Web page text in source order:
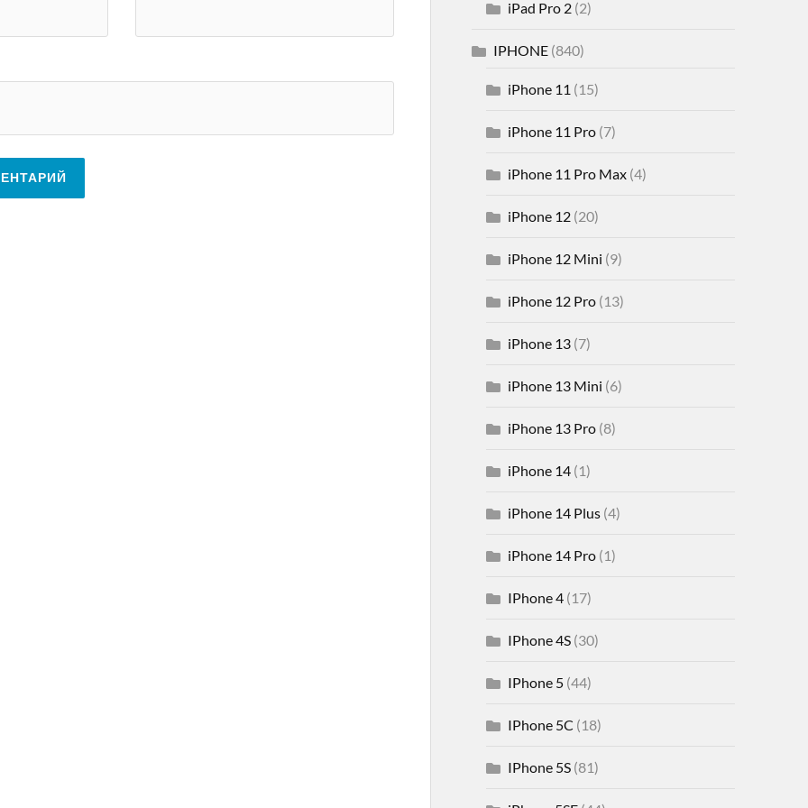
iPad Pro 2(2)
IPHONE(840)
iPhone 11 (15)
iPhone 11 Pro(7)
iPhone 11 Pro Max(4)
iPhone 12(20)
iPhone 12 Mini (9)
iPhone 12 Pro(13)
iPhone 13(7)
iPhone 13 Mini (6)
iPhone 13 Pro(8)
iPhone 14(1)
iPhone 14 Plus(4)
iPhone 14 Pro(1)
IPhone 4(17)
IPhone 4S(30)
IPhone 5(44)
IPhone 5C (18)
IPhone 5S(81)